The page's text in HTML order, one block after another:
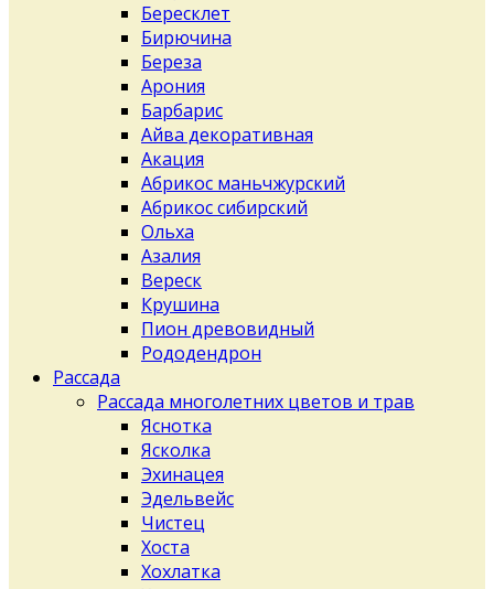
Бересклет
Бирючина
Береза
Арония
Барбарис
Айва декоративная
Акация
Абрикос маньчжурский
Абрикос сибирский
Ольха
Азалия
Вереск
Крушина
Пион древовидный
Рододендрон
Рассада
Рассада многолетних цветов и трав
Яснотка
Ясколка
Эхинацея
Эдельвейс
Чистец
Хоста
Хохлатка